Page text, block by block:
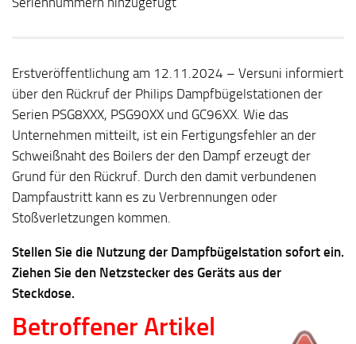
Erstveröffentlichung am 12.11.2024 – Versuni informiert
über den Rückruf der Philips Dampfbügelstationen der
Serien PSG8XXX, PSG90XX und GC96XX. Wie das
Unternehmen mitteilt, ist ein Fertigungsfehler an der
Schweißnaht des Boilers der den Dampf erzeugt der
Grund für den Rückruf. Durch den damit verbundenen
Dampfaustritt kann es zu Verbrennungen oder
Stoßverletzungen kommen.
Stellen Sie die Nutzung der Dampfbügelstation sofort ein.
Ziehen Sie den Netzstecker des Geräts aus der
Steckdose.
Betroffener Artikel